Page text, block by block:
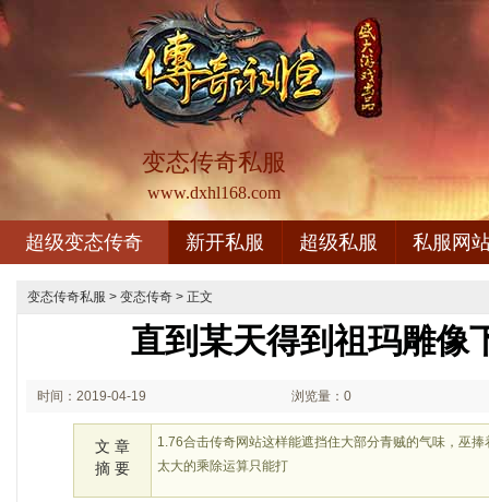
变态传奇私服
www.dxhl168.com
超级变态传奇 新开私服 超级私服 私服网
变态传奇私服 > 变态传奇 > 正文
直到某天得到祖玛雕像
时间：2019-04-19 浏览量：0
文 章
摘 要
1.76合击传奇网站这样能遮挡住大部分青贼的气味，巫
太大的乘除运算只能打